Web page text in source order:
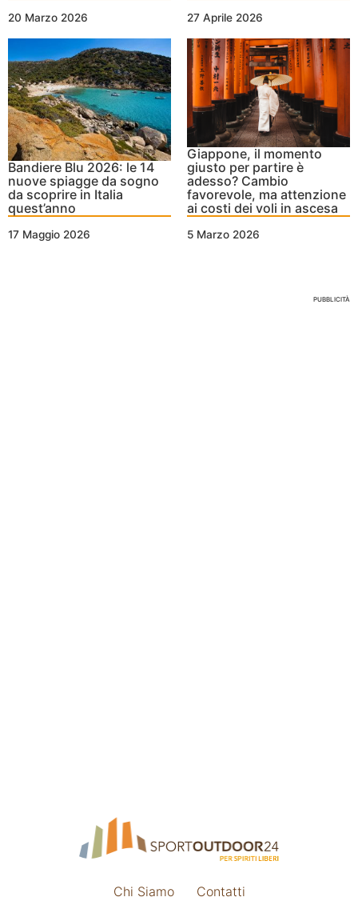
20 Marzo 2026 27 Aprile 2026
Bandiere Blu 2026: le 14
nuove spiagge da sogno
da scoprire in Italia
quest’anno
17 Maggio 2026
Giappone, il momento
giusto per partire è
adesso? Cambio
favorevole, ma attenzione
ai costi dei voli in ascesa
5 Marzo 2026
PUBBLICITÀ
Chi Siamo Contatti